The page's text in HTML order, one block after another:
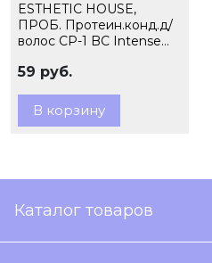
ESTHETIC HOUSE,
ПРОБ. Протеин.конд.д/
волос CP-1 BС Intense
Conditioner,8мл арт
59 руб.
В корзину
Каталог товаров